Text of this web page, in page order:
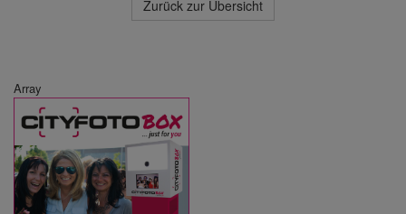
Zurück zur Übersicht
Array